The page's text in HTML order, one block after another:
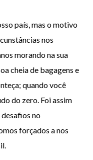
país, mas o motivo
nos
morando na sua
cheia de bagagens e
quando você
do zero. Foi assim
no
forçados a nos